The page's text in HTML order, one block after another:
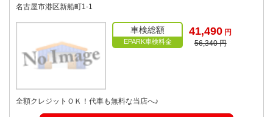
名古屋市港区新船町1-1
車検総額
EPARK車検料金
41,490 円
56,340 円
全額クレジットＯＫ！代車も無料な当店へ♪